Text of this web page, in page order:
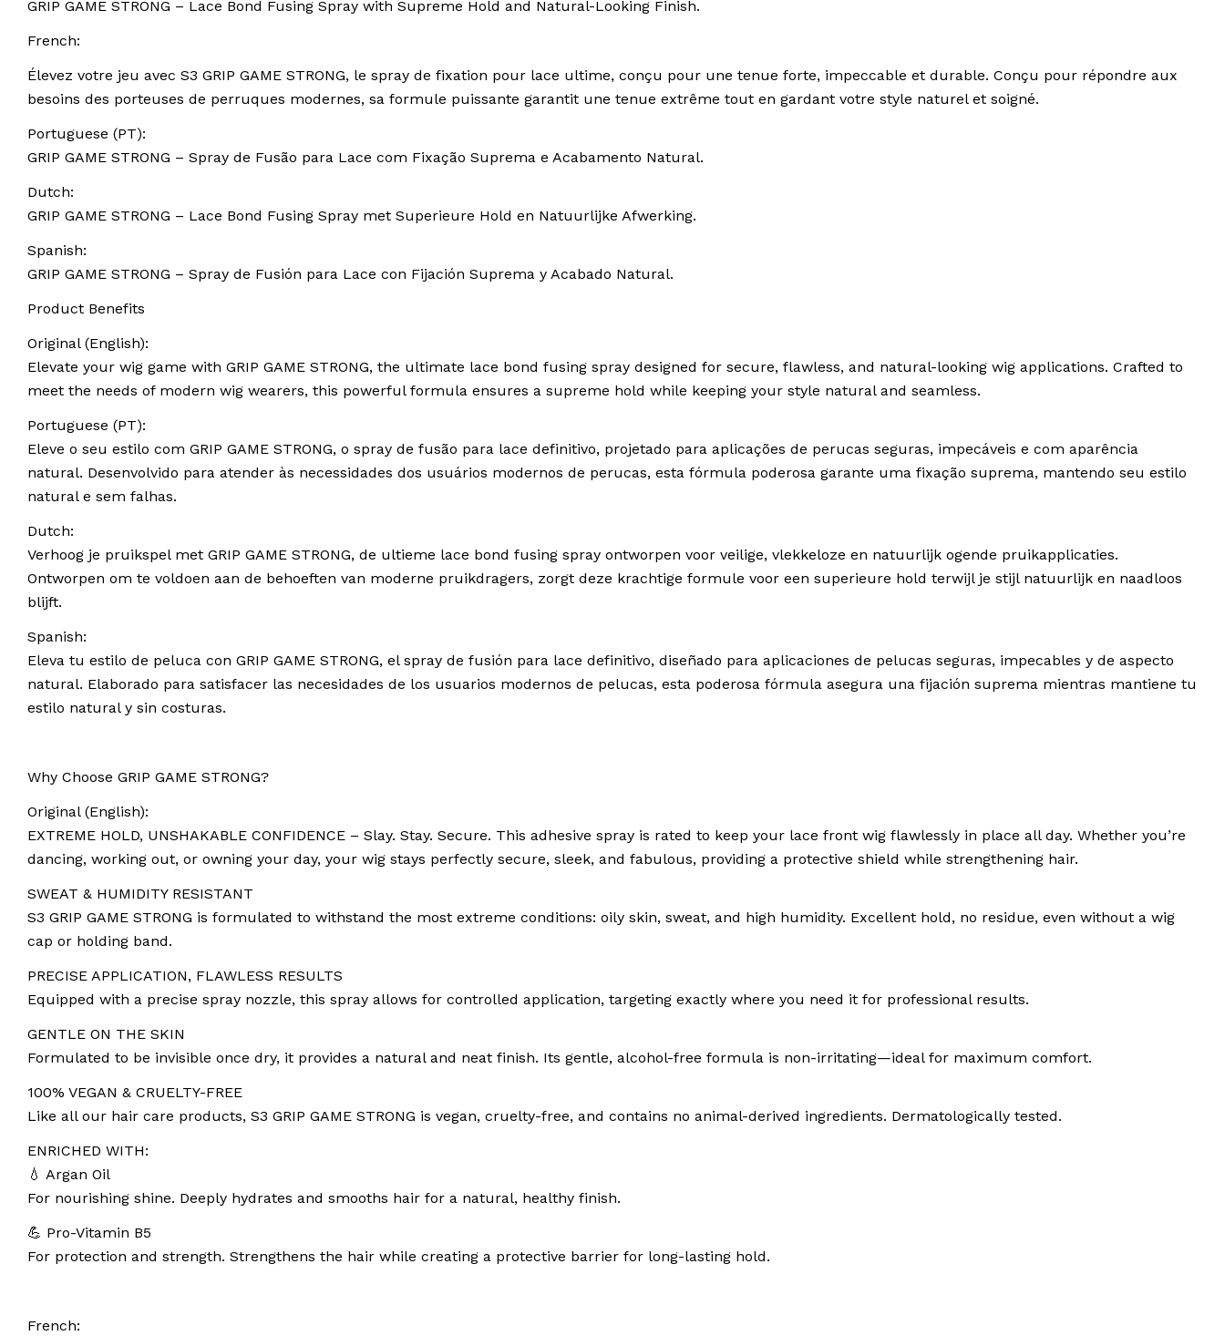
GRIP GAME STRONG – Lace Bond Fusing Spray with Supreme Hold and Natural-Looking Finish.
French:
Élevez votre jeu avec S3 GRIP GAME STRONG, le spray de fixation pour lace ultime, conçu pour une tenue forte, impeccable et durable. Conçu pour répondre aux
besoins des porteuses de perruques modernes, sa formule puissante garantit une tenue extrême tout en gardant votre style naturel et soigné.
Portuguese (PT):
GRIP GAME STRONG – Spray de Fusão para Lace com Fixação Suprema e Acabamento Natural.
Dutch:
GRIP GAME STRONG – Lace Bond Fusing Spray met Superieure Hold en Natuurlijke Afwerking.
Spanish:
GRIP GAME STRONG – Spray de Fusión para Lace con Fijación Suprema y Acabado Natural.
Product Benefits
Original (English):
Elevate your wig game with GRIP GAME STRONG, the ultimate lace bond fusing spray designed for secure, flawless, and natural-looking wig applications. Crafted to
meet the needs of modern wig wearers, this powerful formula ensures a supreme hold while keeping your style natural and seamless.
Portuguese (PT):
Eleve o seu estilo com GRIP GAME STRONG, o spray de fusão para lace definitivo, projetado para aplicações de perucas seguras, impecáveis e com aparência
natural. Desenvolvido para atender às necessidades dos usuários modernos de perucas, esta fórmula poderosa garante uma fixação suprema, mantendo seu estilo
natural e sem falhas.
Dutch:
Verhoog je pruikspel met GRIP GAME STRONG, de ultieme lace bond fusing spray ontworpen voor veilige, vlekkeloze en natuurlijk ogende pruikapplicaties.
Ontworpen om te voldoen aan de behoeften van moderne pruikdragers, zorgt deze krachtige formule voor een superieure hold terwijl je stijl natuurlijk en naadloos
blijft.
Spanish:
Eleva tu estilo de peluca con GRIP GAME STRONG, el spray de fusión para lace definitivo, diseñado para aplicaciones de pelucas seguras, impecables y de aspecto
natural. Elaborado para satisfacer las necesidades de los usuarios modernos de pelucas, esta poderosa fórmula asegura una fijación suprema mientras mantiene tu
estilo natural y sin costuras.
Why Choose GRIP GAME STRONG?
Original (English):
EXTREME HOLD, UNSHAKABLE CONFIDENCE – Slay. Stay. Secure. This adhesive spray is rated to keep your lace front wig flawlessly in place all day. Whether you’re
dancing, working out, or owning your day, your wig stays perfectly secure, sleek, and fabulous, providing a protective shield while strengthening hair.
SWEAT & HUMIDITY RESISTANT
S3 GRIP GAME STRONG is formulated to withstand the most extreme conditions: oily skin, sweat, and high humidity. Excellent hold, no residue, even without a wig
cap or holding band.
PRECISE APPLICATION, FLAWLESS RESULTS
Equipped with a precise spray nozzle, this spray allows for controlled application, targeting exactly where you need it for professional results.
GENTLE ON THE SKIN
Formulated to be invisible once dry, it provides a natural and neat finish. Its gentle, alcohol-free formula is non-irritating—ideal for maximum comfort.
100% VEGAN & CRUELTY-FREE
Like all our hair care products, S3 GRIP GAME STRONG is vegan, cruelty-free, and contains no animal-derived ingredients. Dermatologically tested.
ENRICHED WITH:
💧 Argan Oil
For nourishing shine. Deeply hydrates and smooths hair for a natural, healthy finish.
💪 Pro-Vitamin B5
For protection and strength. Strengthens the hair while creating a protective barrier for long-lasting hold.
French: